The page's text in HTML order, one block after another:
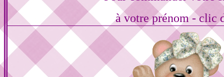
à votre prénom - clic